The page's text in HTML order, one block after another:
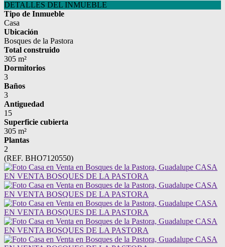
DETALLES DEL INMUEBLE
Tipo de Inmueble
Casa
Ubicación
Bosques de la Pastora
Total construido
305 m²
Dormitorios
3
Baños
3
Antiguedad
15
Superficie cubierta
305 m²
Plantas
2
(REF. BHO7120550)